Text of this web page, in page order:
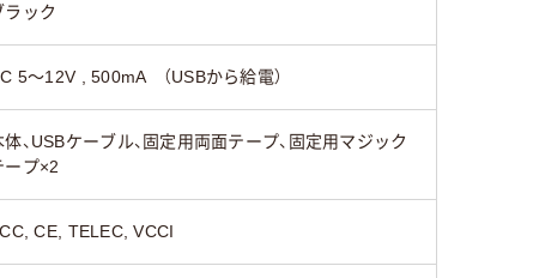
ラック
5～12V , 500mA （USBから給電）
体、USBケーブル、固定用両面テープ、固定用マジック
ープ×2
CE, TELEC, VCCI